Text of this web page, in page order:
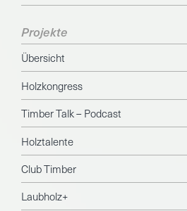
Projekte
Übersicht
Holzkongress
Timber Talk – Podcast
Holztalente
Club Timber
Laubholz+